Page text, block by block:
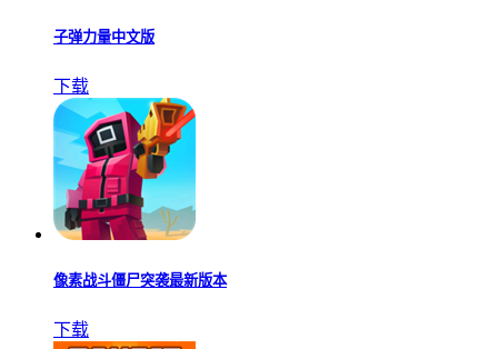
子弹力量中文版
下载
像素战斗僵尸突袭最新版本
下载